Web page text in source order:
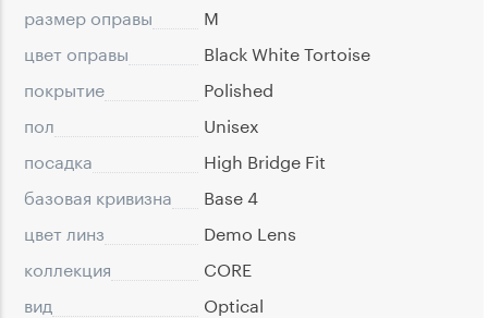
размер оправы
M
цвет оправы
Black White Tortoise
покрытие
Polished
пол
Unisex
посадка
High Bridge Fit
базовая кривизна
Base 4
цвет линз
Demo Lens
коллекция
CORE
вид
Optical